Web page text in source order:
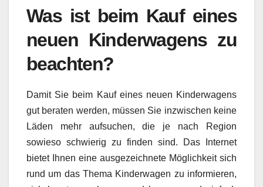
Was ist beim Kauf eines
neuen Kinderwagens zu
beachten?
Damit Sie beim Kauf eines neuen Kinderwagens
gut beraten werden, müssen Sie inzwischen keine
Läden mehr aufsuchen, die je nach Region
sowieso schwierig zu finden sind. Das Internet
bietet Ihnen eine ausgezeichnete Möglichkeit sich
rund um das Thema Kinderwagen zu informieren,